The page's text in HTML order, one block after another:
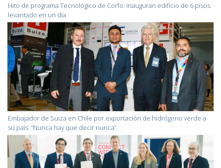
Hito de programa Tecnológico de Corfo: inauguran edificio de 6 pisos
levantado en un día
Embajador de Suiza en Chile por exportación de hidrógeno verde a
su país: “Nunca hay que decir nunca”